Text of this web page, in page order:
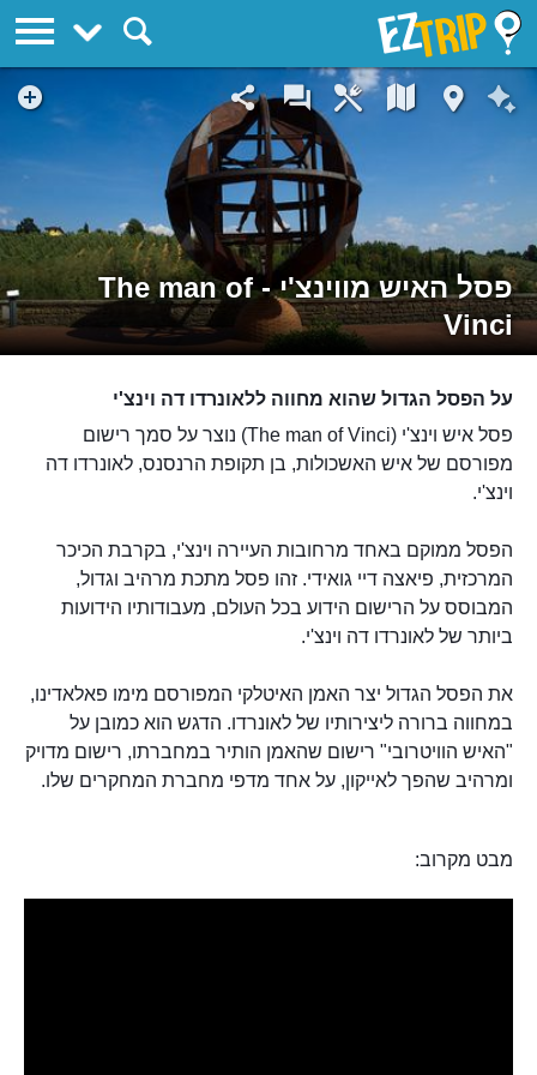
פסל האיש מווינצ'י - The man of
Vinci
על הפסל הגדול שהוא מחווה ללאונרדו דה וינצ'י
פסל איש וינצ'י (The man of Vinci) נוצר על סמך רישום
מפורסם של איש האשכולות, בן תקופת הרנסנס, לאונרדו דה
וינצ'י.
הפסל ממוקם באחד מרחובות העיירה וינצ'י, בקרבת הכיכר
המרכזית, פיאצה דיי גואידי. זהו פסל מתכת מרהיב וגדול,
המבוסס על הרישום הידוע בכל העולם, מעבודותיו הידועות
ביותר של לאונרדו דה וינצ'י.
את הפסל הגדול יצר האמן האיטלקי המפורסם מימו פאלאדינו,
במחווה ברורה ליצירותיו של לאונרדו. הדגש הוא כמובן על
"האיש הוויטרובי" רישום שהאמן הותיר במחברתו, רישום מדויק
ומרהיב שהפך לאייקון, על אחד מדפי מחברת המחקרים שלו.
מבט מקרוב:
EZTrip